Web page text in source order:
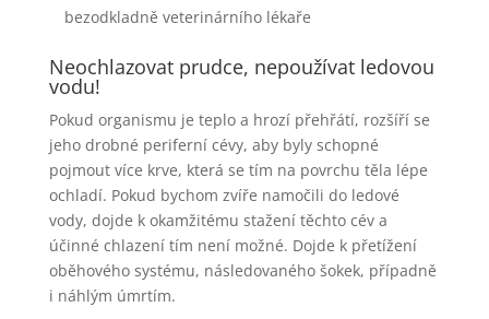
bezodkladně veterinárního lékaře
Neochlazovat prudce, nepoužívat ledovou
vodu!
Pokud organismu je teplo a hrozí přehřátí, rozšíří se
jeho drobné periferní cévy, aby byly schopné
pojmout více krve, která se tím na povrchu těla lépe
ochladí. Pokud bychom zvíře namočili do ledové
vody, dojde k okamžitému stažení těchto cév a
účinné chlazení tím není možné. Dojde k přetížení
oběhového systému, následovaného šokek, případně
i náhlým úmrtím.